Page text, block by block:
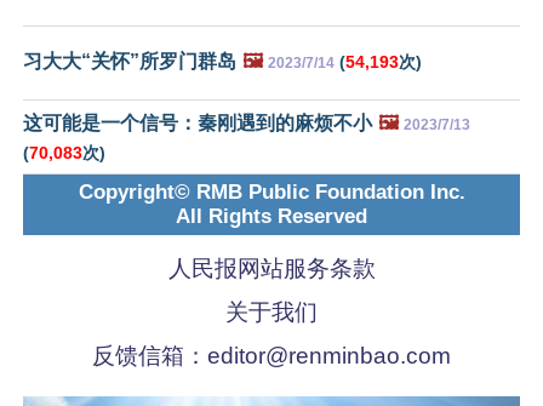
习大大“关怀”所罗门群岛 🖼️ 2023/7/14 (54,193次)
这可能是一个信号：秦刚遇到的麻烦不小 🖼️ 2023/7/13
(70,083次)
Copyright© RMB Public Foundation Inc.
All Rights Reserved
人民报网站服务条款
关于我们
反馈信箱： editor@renminbao.com